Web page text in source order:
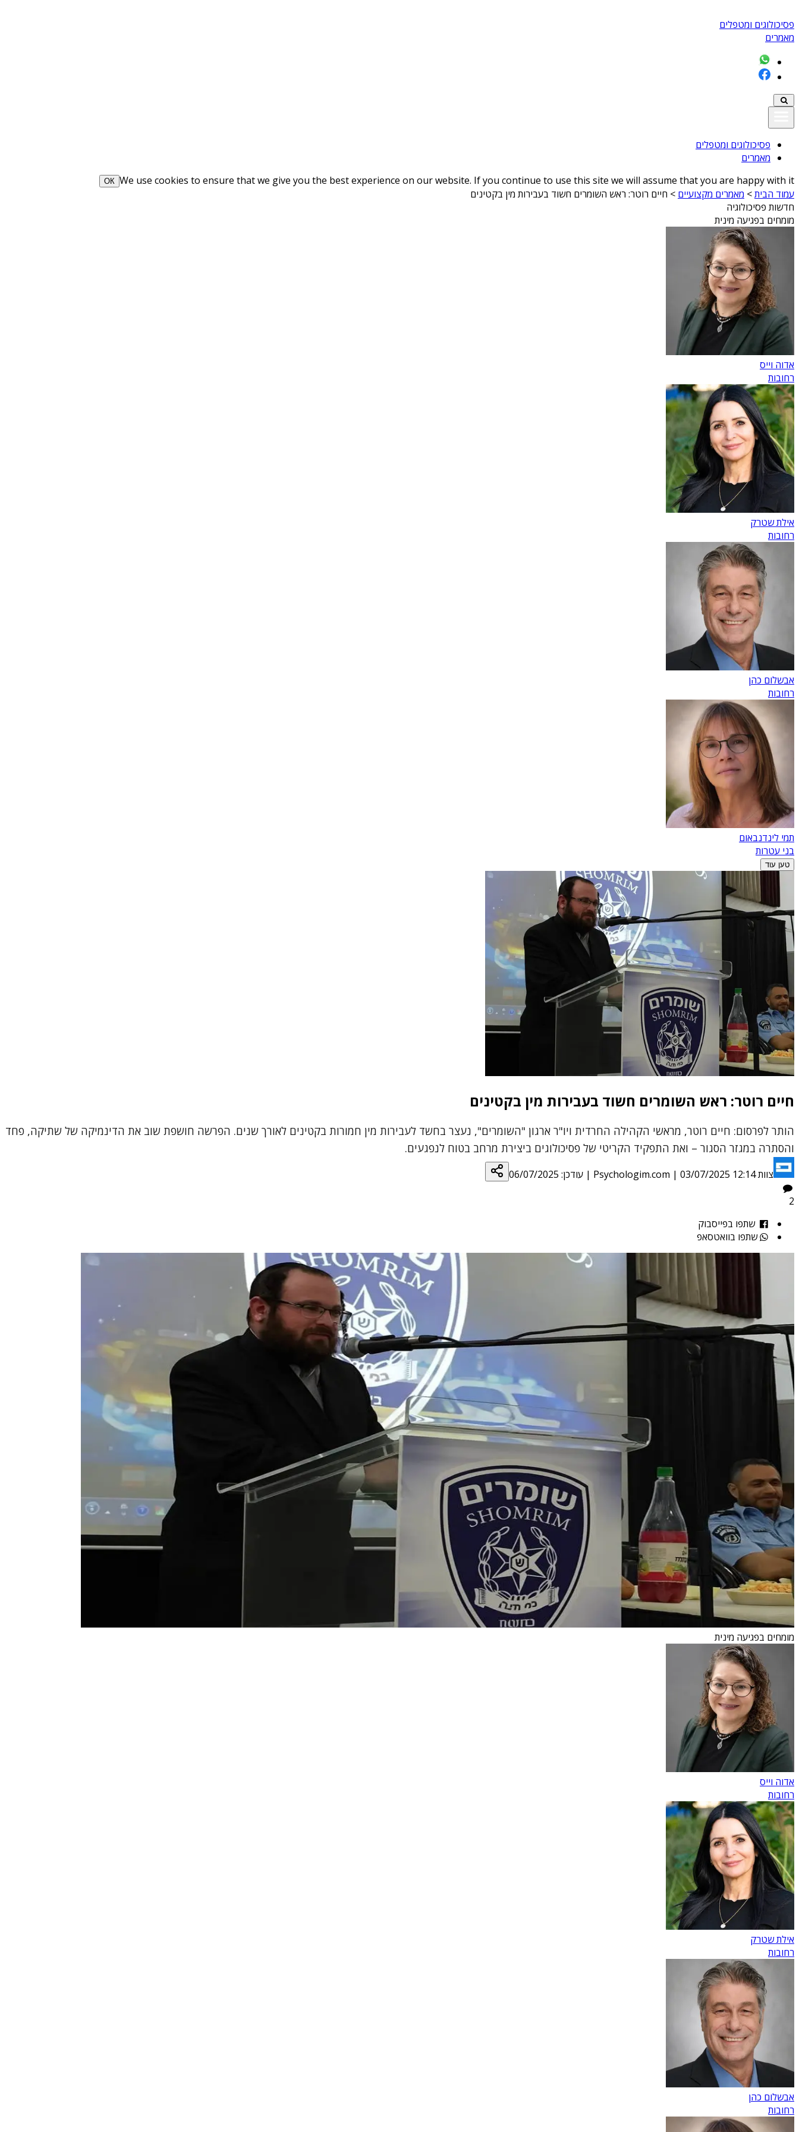
פסיכולוגים ומטפלים
מאמרים
פסיכולוגים ומטפלים
מאמרים
We use cookies to ensure that we give you the best experience on our website. If you continue to use this site we will assume that you are happy with it
ОК
עמוד הבית> מאמרים מקצועיים > חיים רוטר: ראש השומרים חשוד בעבירות מין בקטינים
חדשות פסיכולוגיה
מומחים בפגיעה מינית
אדוה וייס
רחובות
אילת שטרק
רחובות
אבשלום כהן
רחובות
תמי לינדנבאום
בני עטרות
טען עוד
חיים רוטר: ראש השומרים חשוד בעבירות מין בקטינים
הותר לפרסום: חיים רוטר, מראשי הקהילה החרדית ויו"ר ארגון "השומרים", נעצר בחשד לעבירות מין חמורות בקטינים לאורך שנים. הפרשה חושפת שוב את הדינמיקה של שתיקה, פחד
והסתרה במגזר הסגור – ואת התפקיד הקריטי של פסיכולוגים ביצירת מרחב בטוח לנפגעים.
צוות Psychologim.com | 03/07/2025 12:14 | עודכן: 06/07/2025
2
שתפו בפייסבוק
שתפו בוואטסאפ
מומחים בפגיעה מינית
אדוה וייס
רחובות
אילת שטרק
רחובות
אבשלום כהן
רחובות